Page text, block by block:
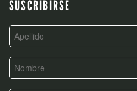
SUSCRIBIRSE